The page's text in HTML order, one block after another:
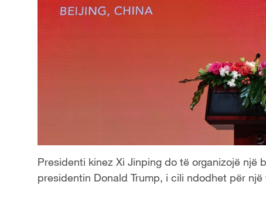
Presidenti kinez Xi Jinping do të organizojë
presidentin Donald Trump, i cili ndodhet për